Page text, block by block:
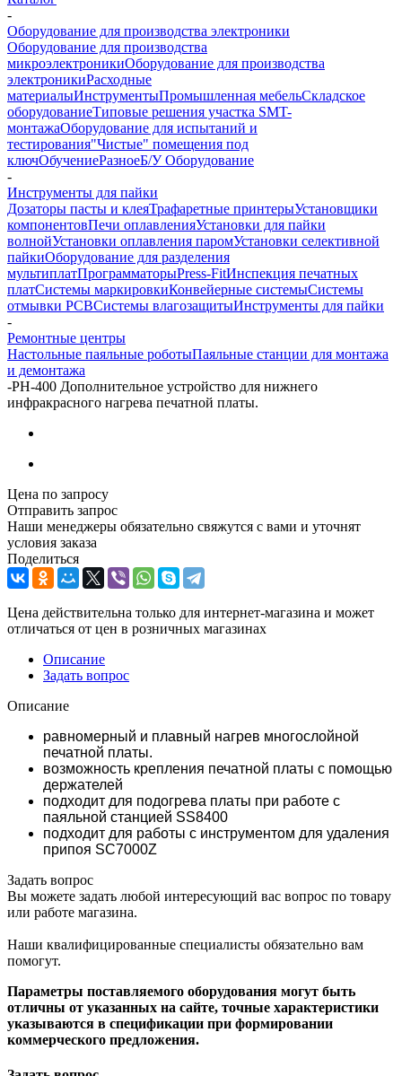
-
Оборудование для производства электроники
Оборудование для производства
микроэлектроникиОборудование для производства
электроникиРасходные
материалыИнструментыПромышленная мебельСкладское
оборудованиеТиповые решения участка SMT-
монтажаОборудование для испытаний и
тестирования"Чистые" помещения под
ключОбучениеРазноеБ/У Оборудование
-
Инструменты для пайки
Дозаторы пасты и клеяТрафаретные принтерыУстановщики
компонентовПечи оплавленияУстановки для пайки
волнойУстановки оплавления паромУстановки селективной
пайкиОборудование для разделения
мультиплатПрограмматорыPress-FitИнспекция печатных
платСистемы маркировкиКонвейерные системыСистемы
отмывки PCBСистемы влагозащитыИнструменты для пайки
-
Ремонтные центры
Настольные паяльные роботыПаяльные станции для монтажа
и демонтажа
-PH-400 Дополнительное устройство для нижнего
инфракрасного нагрева печатной платы.
Цена по запросу
Отправить запрос
Наши менеджеры обязательно свяжутся с вами и уточнят
условия заказа
Поделиться
Цена действительна только для интернет-магазина и может
отличаться от цен в розничных магазинах
Описание
Задать вопрос
Описание
равномерный и плавный нагрев многослойной
печатной платы.
возможность крепления печатной платы с помощью
держателей
подходит для подогрева платы при работе с
паяльной станцией SS8400
подходит для работы с инструментом для удаления
припоя SC7000Z
Задать вопрос
Вы можете задать любой интересующий вас вопрос по товару
или работе магазина.
Наши квалифицированные специалисты обязательно вам
помогут.
Параметры поставляемого оборудования могут быть
отличны от указанных на сайте, точные характеристики
указываются в спецификации при формировании
коммерческого предложения.